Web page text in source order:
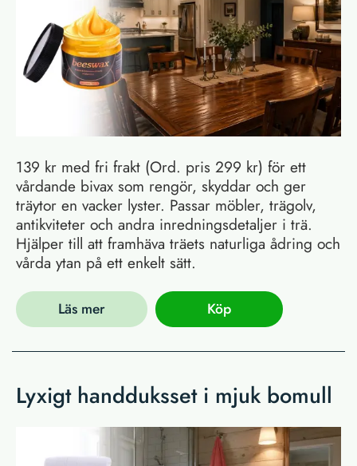
139 kr med fri frakt (Ord. pris 299 kr) för ett
vårdande bivax som rengör, skyddar och ger
träytor en vacker lyster. Passar möbler, trägolv,
antikviteter och andra inredningsdetaljer i trä.
Hjälper till att framhäva träets naturliga ådring och
vårda ytan på ett enkelt sätt.
Läs mer Köp
Lyxigt handduksset i mjuk bomull